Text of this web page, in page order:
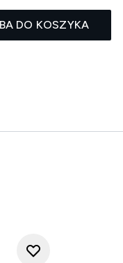
DO KOSZYKA